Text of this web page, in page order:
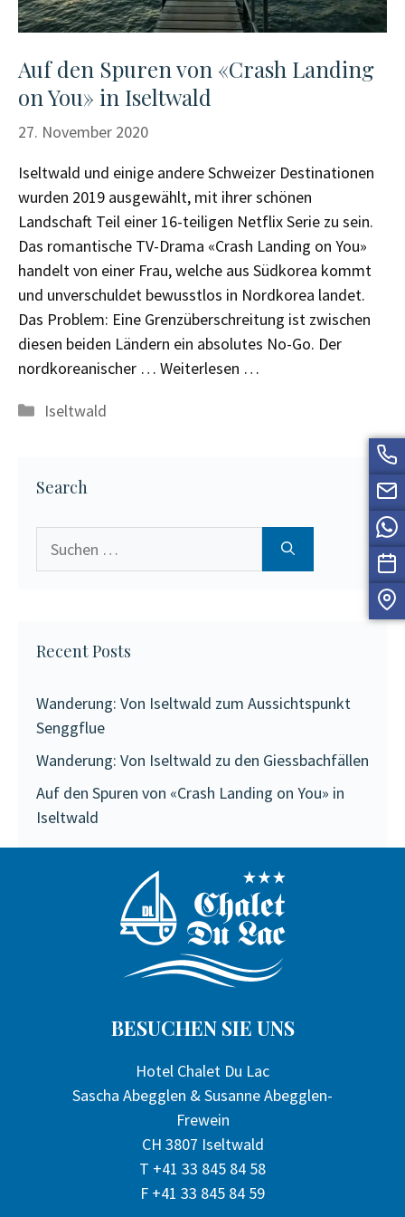
Auf den Spuren von «Crash Landing
on You» in Iseltwald
27. November 2020
Iseltwald und einige andere Schweizer Destinationen
wurden 2019 ausgewählt, mit ihrer schönen
Landschaft Teil einer 16-teiligen Netflix Serie zu sein.
Das romantische TV-Drama «Crash Landing on You»
handelt von einer Frau, welche aus Südkorea kommt
und unverschuldet bewusstlos in Nordkorea landet.
Das Problem: Eine Grenzüberschreitung ist zwischen
diesen beiden Ländern ein absolutes No-Go. Der
nordkoreanischer … Weiterlesen …
Kategorien
Iseltwald
Search
Suchen
Recent Posts
Wanderung: Von Iseltwald zum Aussichtspunkt
Senggflue
Wanderung: Von Iseltwald zu den Giessbachfällen
Auf den Spuren von «Crash Landing on You» in
Iseltwald
BESUCHEN SIE UNS
Hotel Chalet Du Lac
Sascha Abegglen & Susanne Abegglen-
Frewein
CH 3807 Iseltwald
T +41 33 845 84 58
F +41 33 845 84 59